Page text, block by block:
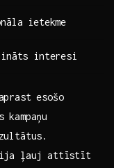
ietekme
interesi
esošo
ļauj attīstīt